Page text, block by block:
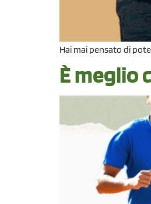
Hai mai pensato di
È meglio